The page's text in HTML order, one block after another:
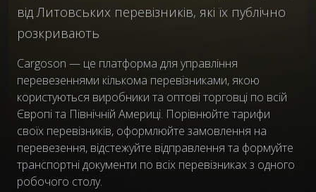
від Литовських перевізників, які їх публічно
розкривають
Cargoson — це платформа для управління
перевезеннями кількома перевізниками, якою
користуються виробники та оптові торговці по всій
Європі та Північній Америці. Порівнюйте тарифи
своїх перевізників, оформлюйте замовлення на
перевезення, відстежуйте відправлення та формуйте
транспортні документи по всіх перевізниках з одного
робочого столу.